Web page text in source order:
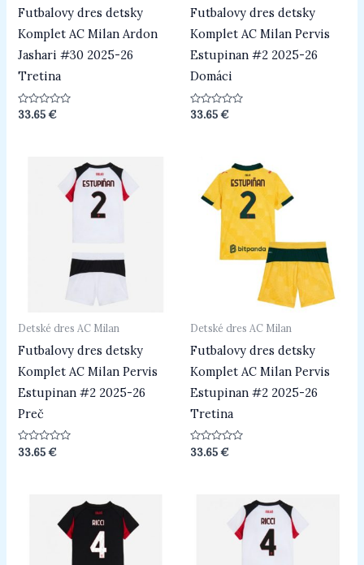
Futbalovy dres detsky
Komplet AC Milan Ardon
Jashari #30 2025-26
Tretina
Hodnotenie
33.65€
Futbalovy dres detsky
Komplet AC Milan Pervis
Estupinan #2 2025-26
Domáci
Hodnotenie
33.65€
Detské dres AC Milan
Futbalovy dres detsky
Komplet AC Milan Pervis
Estupinan #2 2025-26
Preč
Hodnotenie
0
33.65€
Detské dres AC Milan
Futbalovy dres detsky
Komplet AC Milan Pervis
Estupinan #2 2025-26
Tretina
Hodnotenie
0
33.65€